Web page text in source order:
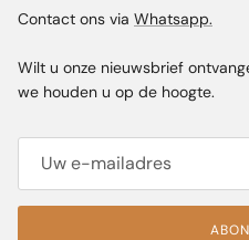
Contact ons via Whatsapp.
Wilt u onze nieuwsbrief
we houden u op de hoogte.